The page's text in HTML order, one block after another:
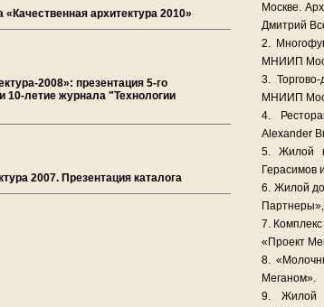
«Качественная архитектура 2010»
2008»: презентация 5-го
10-летие журнала "Технологии
2007. Презентация каталога
Москве.
Дмитрий
2.
МНИИП
3.
МНИИП
4.
Alexander
5. Жилой
Герасимов
6. Жилой
Партнеры»,
7.
«Проект
8.
Меганом».
9. Жилой